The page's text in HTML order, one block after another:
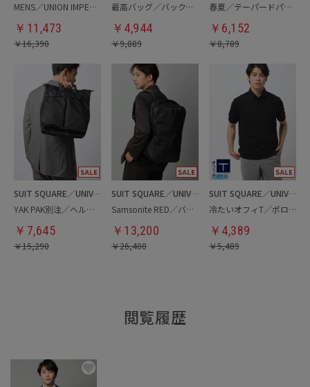
MENS／UNION IMPERIAL監修／コインローファー
￥ 11,473
￥16,390
最高バッグ／バックパック
￥ 4,944
￥9,889
春夏／テーパードパンツ
￥ 6,152
￥8,789
SUIT SQUARE／UNIVERSAL LANGUAGE
YAK PAK別注／ヘルメットバッグ
￥ 7,645
￥15,290
SUIT SQUARE／UNIVERSAL LANGUAGE
Samsonite RED／バックパック
￥ 13,200
￥26,400
SUIT SQUARE／UNIVERSAL LANGUAGE
冷たいオフィT／ポロシャツ
￥ 4,389
￥5,489
閲覧履歴